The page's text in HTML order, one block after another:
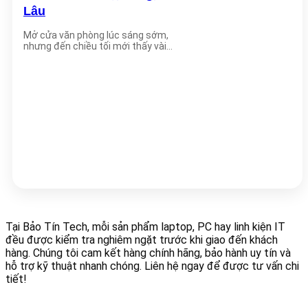
Lâu
Mở cửa văn phòng lúc sáng sớm,
nhưng đến chiều tối mới thấy vài
Tại Bảo Tín Tech, mỗi sản phẩm laptop, PC hay linh kiện IT
đều được kiểm tra nghiêm ngặt trước khi giao đến khách
hàng. Chúng tôi cam kết hàng chính hãng, bảo hành uy tín và
hỗ trợ kỹ thuật nhanh chóng. Liên hệ ngay để được tư vấn chi
tiết!